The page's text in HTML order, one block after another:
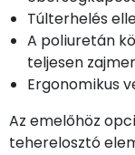
Túlterhelés
A poliuretán
teljesen
Ergonomikus
Az emelőhöz
teherelosztó